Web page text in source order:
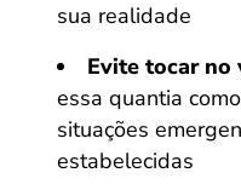
sua realidade
Evite tocar no
essa quantia
situações
estabelecidas